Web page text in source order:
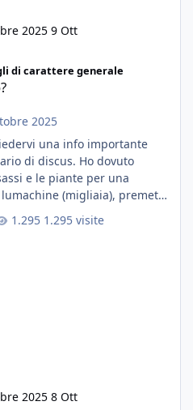
2025 9 Ott
di carattere generale
2025
una info importante
di discus. Ho dovuto
e le piante per una
(migliaia), premetto
in una vasca con 200
1.295 visite
2025 8 Ott